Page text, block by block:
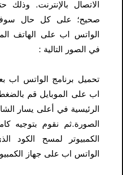
الاتصال بالإنترنت.
صحيح؛ على كل حال سوف
الواتس اب على الهاتف
في الصور التالية :
تحميل برنامج الواتس اب
اب على الموبايل قم
الرئيسية في أعلى يسار
الصورة.ثم نقوم بتوجيه
الكمبيوتر لمسح الكود
الواتس اب على جهاز